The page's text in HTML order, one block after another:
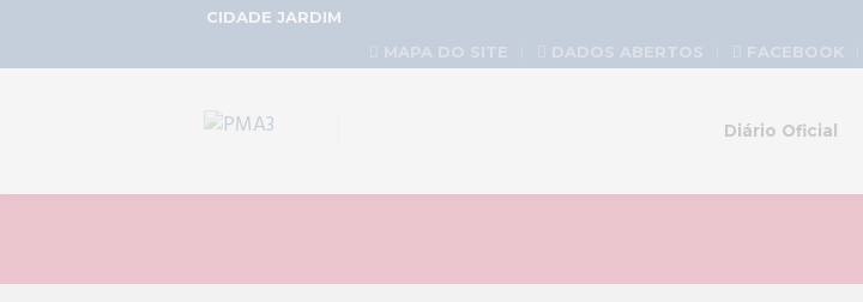
CIDADE JARDIM
MAPA DO SITE
DADOS ABERTOS FACEBOOK
Diário Oficial